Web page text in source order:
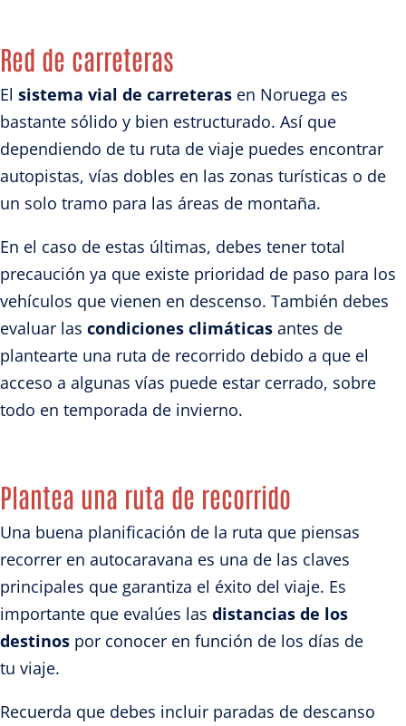
Red de carreteras
El sistema vial de carreteras en Noruega es
bastante sólido y bien estructurado. Así que
dependiendo de tu ruta de viaje puedes encontrar
autopistas, vías dobles en las zonas turísticas o de
un solo tramo para las áreas de montaña.
En el caso de estas últimas, debes tener total
precaución ya que existe prioridad de paso para los
vehículos que vienen en descenso. También debes
evaluar las condiciones climáticas antes de
plantearte una ruta de recorrido debido a que el
acceso a algunas vías puede estar cerrado, sobre
todo en temporada de invierno.
Plantea una ruta de recorrido
Una buena planificación de la ruta que piensas
recorrer en autocaravana es una de las claves
principales que garantiza el éxito del viaje. Es
importante que evalúes las distancias de los
destinos por conocer en función de los días de
tu viaje.
Recuerda que debes incluir paradas de descanso